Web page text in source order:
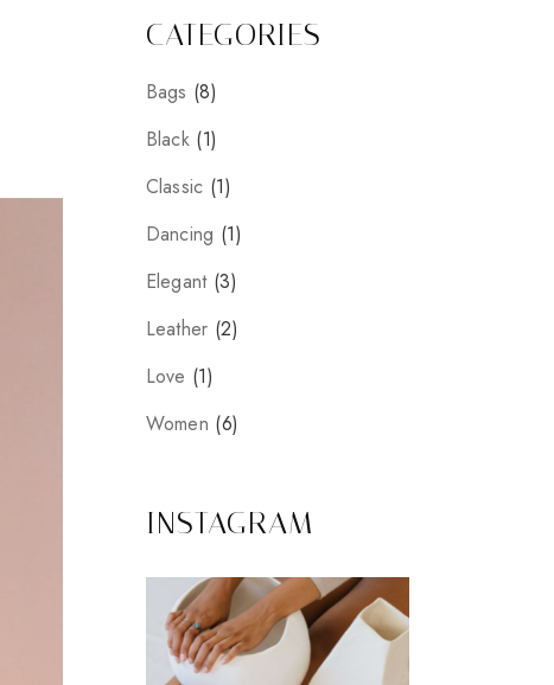
CATEGORIES
Bags 8
8
prodotti
Black 1
1
prodotto
Classic 1
1
prodotto
Dancing 1
1
prodotto
Elegant 3
3
prodotti
Leather 2
2
prodotti
Love 1
1
prodotto
Women 6
6
prodotti
INSTAGRAM